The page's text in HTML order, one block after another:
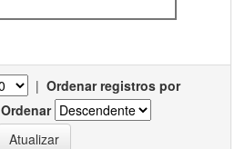
| Ordenar registros por
Ordenar